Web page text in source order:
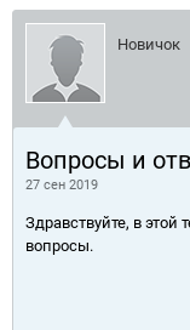
Новичок
Вопросы и
27 сен 2019
Здравствуйте, в
вопросы.